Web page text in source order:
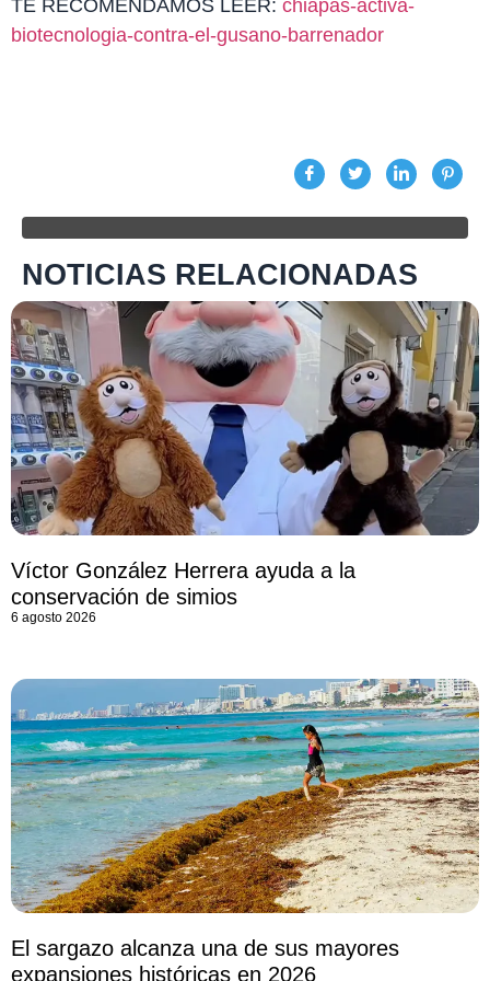
TE RECOMENDAMOS LEER: chiapas-activa-
biotecnologia-contra-el-gusano-barrenador
NOTICIAS RELACIONADAS
Víctor González Herrera ayuda a la
conservación de simios
6 agosto 2026
El sargazo alcanza una de sus mayores
expansiones históricas en 2026